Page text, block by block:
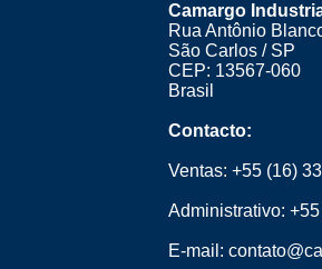
Camargo
Rua Antônio
São Carlos / SP
CEP: 13567-060
Brasil
Contacto:
Ventas: +55 (16)
Administrativo:
E-mail: